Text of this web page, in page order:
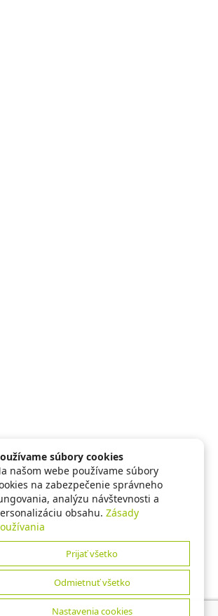
súbory cookies
našom webe používame súbory
na zabezpečenie správneho
analýzu návštevnosti a
obsahu. Zásady
Prijať všetko
Odmietnuť všetko
Nastavenia cookies